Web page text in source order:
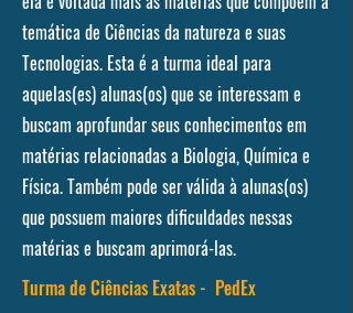
temática de Ciências da natureza e suas
Tecnologias. Esta é a turma ideal para
aquelas(es) alunas(os) que se interessam e
buscam aprofundar seus conhecimentos em
matérias relacionadas a Biologia, Química e
Física. Também pode ser válida à alunas(os)
que possuem maiores dificuldades nessas
matérias e buscam aprimorá-las.
Turma de Ciências Exatas - PedEx